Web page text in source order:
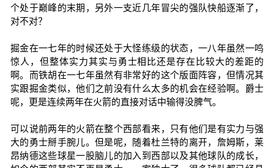
个处于巅峰的末期，另外一支近几年冒尖的强队快船逐渐了，
对不对？
掘金在一七年的时候还处于大怪练级的状态，一八年虽然一鸣
惊人，但整体实力其实与勇士相比还是存在比较大的差距的
啊。而铁胡在一七年虽然有非常好的这个版面阵容，但情况其
实跟掘金类似，他们之前没有什么太多的机会在经验啊。爵士
呢，更是连续两年在火箭的直接对话中输得没脾气。
可以说前两年的火箭在整个西部看来，只有他们是有实力与强
大的勇士掰手腕儿。但是呢，随着杜兰特的离开，詹姆斯，莱
昂纳德这些球星一股脑儿的加入到西部以及其他球队的成长，